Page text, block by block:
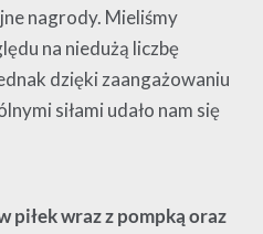
nagrody. Mieliśmy
na niedużą liczbę
dzięki zaangażowaniu
siłami udało nam się
piłek wraz z pompką oraz